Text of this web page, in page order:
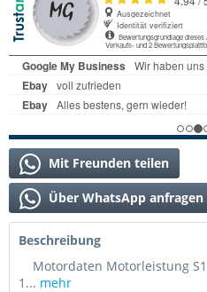
Mit Freunden teilen
Über WhatsApp anfragen
Beschreibung
Motordaten Motorleistung
1... mehr